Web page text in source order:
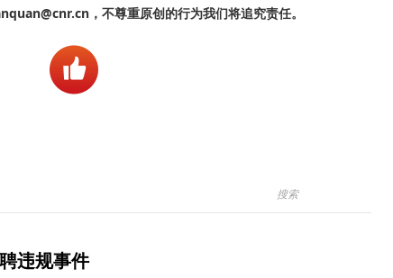
，不尊重原创的行为我们将追究责任。
违规事件